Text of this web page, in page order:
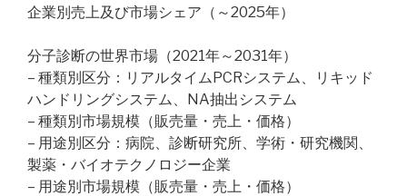
企業別売上及び市場シェア（～2025年）
分子診断の世界市場（2021年～2031年）
– 種類別区分：リアルタイムPCRシステム、リキッド
ハンドリングシステム、NA抽出システム
– 種類別市場規模（販売量・売上・価格）
– 用途別区分：病院、診断研究所、学術・研究機関、
製薬・バイオテクノロジー企業
– 用途別市場規模（販売量・売上・価格）